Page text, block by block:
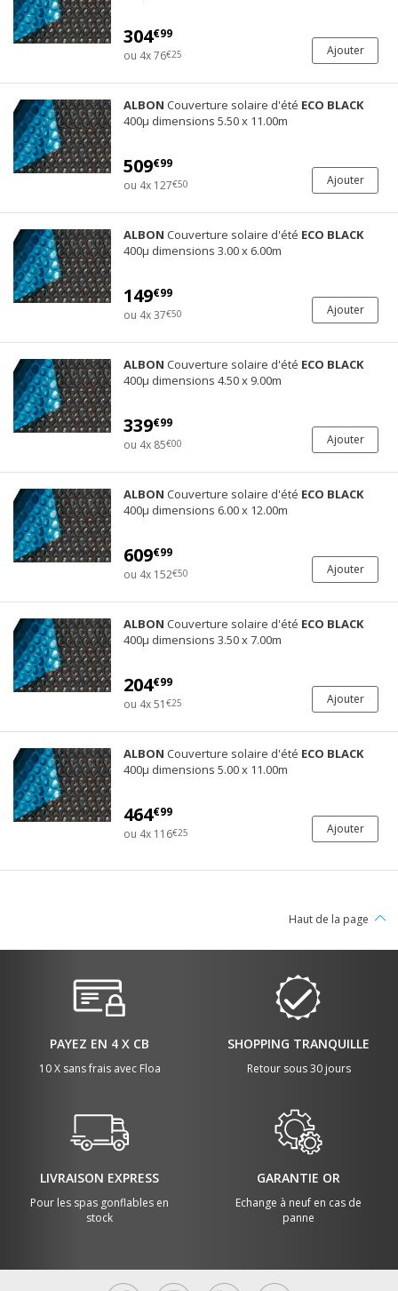
304€99
ou 4x 76€25 Ajouter
ALBON Couverture solaire d'été ECO BLACK
400µ dimensions 5.50 x 11.00m
509€99
ou 4x 127€50 Ajouter
ALBON Couverture solaire d'été ECO BLACK
400µ dimensions 3.00 x 6.00m
149€99
ou 4x 37€50 Ajouter
ALBON Couverture solaire d'été ECO BLACK
400µ dimensions 4.50 x 9.00m
339€99
ou 4x 85€00 Ajouter
ALBON Couverture solaire d'été ECO BLACK
400µ dimensions 6.00 x 12.00m
609€99
ou 4x 152€50 Ajouter
ALBON Couverture solaire d'été ECO BLACK
400µ dimensions 3.50 x 7.00m
204€99
ou 4x 51 €25 Ajouter
ALBON Couverture solaire d'été ECO BLACK
400µ dimensions 5.00 x 11.00m
464€99
ou 4x 116€25 Ajouter
Haut de la page
PAYEZ EN 4 X CB
10 X sans frais avec Floa
SHOPPING TRANQUILLE
Retour sous 30 jours
LIVRAISON EXPRESS
Pour les spas gonflables en
stock
GARANTIE OR
Echange à neuf en cas de
panne